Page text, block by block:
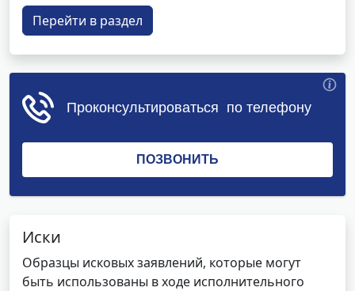
Перейти в раздел
Иски
Образцы исковых заявлений, которые могут
быть использованы в ходе исполнительного